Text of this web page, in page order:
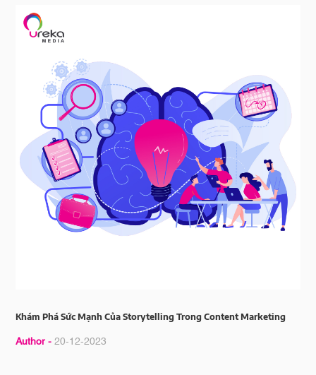
Khám Phá Sức Mạnh Của Storytelling Trong Content Marketing
Author -20-12-2023